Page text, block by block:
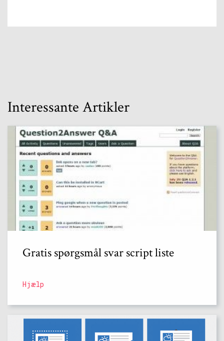
Interessante Artikler
Gratis spørgsmål svar script liste
Hjælp